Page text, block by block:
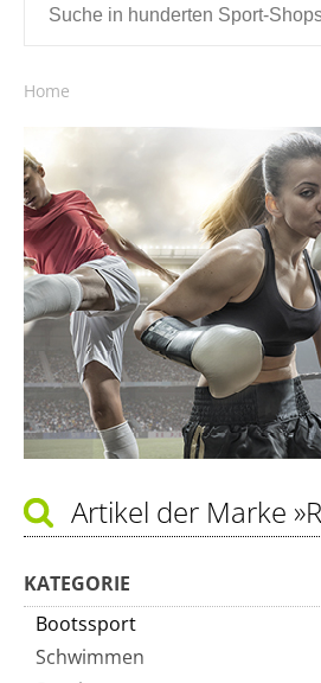
Home
Artikel der Marke
KATEGORIE
Bootssport
Schwimmen